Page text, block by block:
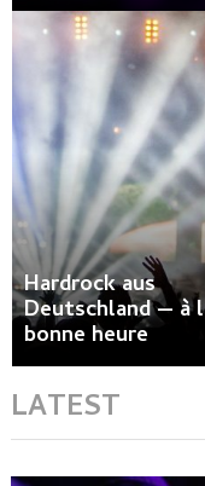
Hardrock aus
Deutschland — à
bonne heure
LATEST